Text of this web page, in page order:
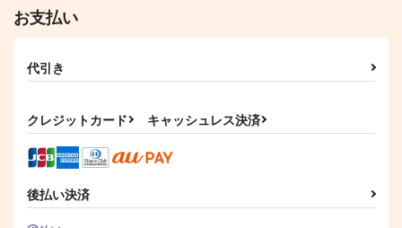
アリーテイル
百花刀百貨店
880 （税込）
実休光忠×福島光忠
787
お支払い
代引き
クレジットカード キャッシュレス決済
後払い決済